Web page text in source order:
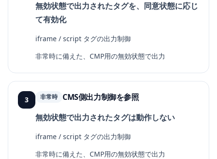
無効状態で出力されたタグを、同意状態に応じ
て有効化
iframe / script タグの出力制御
非常時に備えた、CMP用の無効状態で出力
3 非常時
CMS側出力制御を参照
無効状態で出力されたタグは動作しない
iframe / script タグの出力制御
非常時に備えた、CMP用の無効状態で出力